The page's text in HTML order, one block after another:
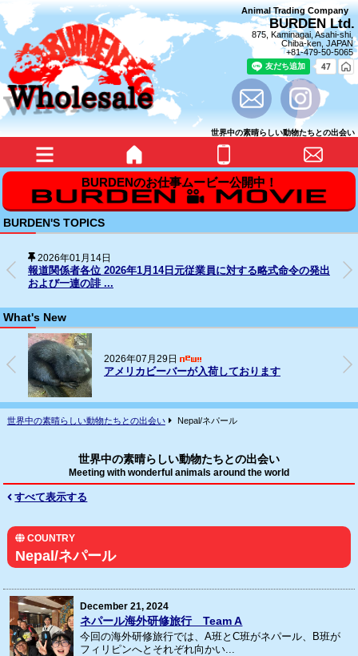
Animal Trading Company
BURDEN Ltd.
875, Kaminagai, Asahi-shi,
Chiba-ken, JAPAN
+81-479-50-5065
世界中の素晴らしい動物たちとの出会い
BURDEN'S TOPICS
2026年01月14日
報道関係者各位 2026年1月14日元従業員に対する略式命令の発出
および一連の誹 ...
What's New
2026年07月29日
アメリカビーバーが入荷しております
世界中の素晴らしい動物たちとの出会い Nepal/ネパール
世界中の素晴らしい動物たちとの出会い
Meeting with wonderful animals around the world
すべて表示する
COUNTRY
Nepal/ネパール
December 21, 2024
ネパール海外研修旅行 Team A
今回の海外研修旅行では、A班とC班がネパール、B班が
フィリピンへとそれぞれ向かい...